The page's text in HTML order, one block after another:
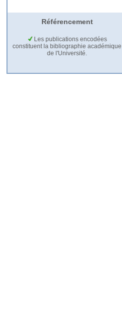
Référencement
Les publications encodées
constituent la bibliographie académique
de l'Université.